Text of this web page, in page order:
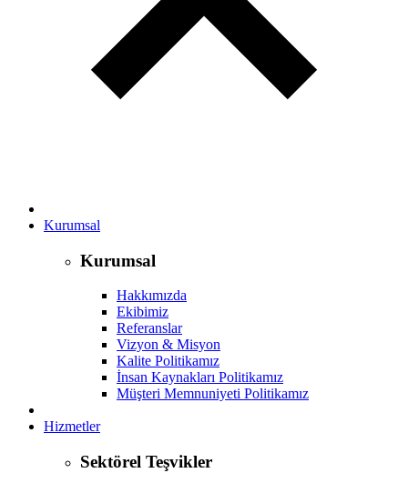
Kurumsal
Kurumsal
Hakkımızda
Ekibimiz
Referanslar
Vizyon & Misyon
Kalite Politikamız
İnsan Kaynakları Politikamız
Müşteri Memnuniyeti Politikamız
Hizmetler
Sektörel Teşvikler